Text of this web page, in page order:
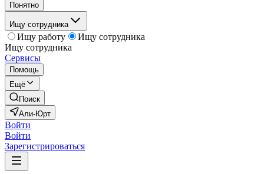
Понятно
Ищу сотрудника
Ищу работу
Ищу сотрудника
Ищу сотрудника
Сервисы
Помощь
Ещё
Поиск
Али-Юрт
Войти
Войти
Зарегистрироваться